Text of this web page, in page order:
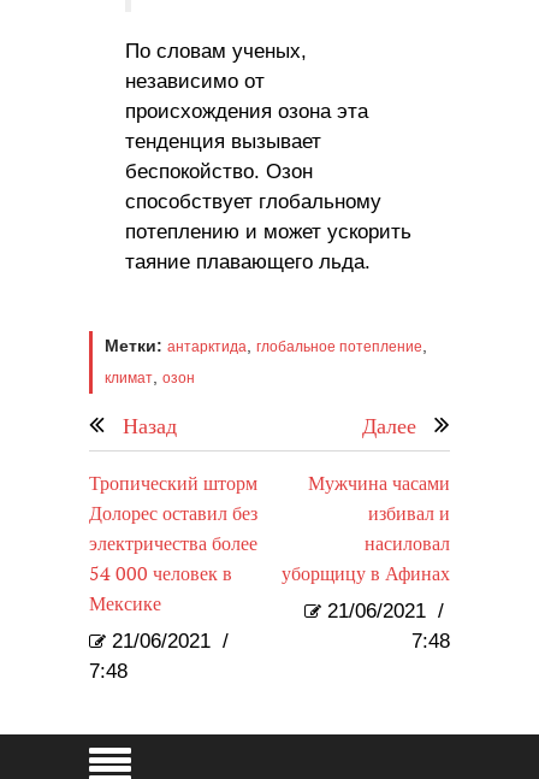
По словам ученых,
независимо от
происхождения озона эта
тенденция вызывает
беспокойство. Озон
способствует глобальному
потеплению и может ускорить
таяние плавающего льда.
Метки: антарктида глобальное потепление
климат озон
Назад Далее
Тропический шторм
Долорес оставил без
электричества более
54 000 человек в
Мексике
21/06/2021 /
7:48
Мужчина часами
избивал и
насиловал
уборщицу в Афинах
21/06/2021 /
7:48